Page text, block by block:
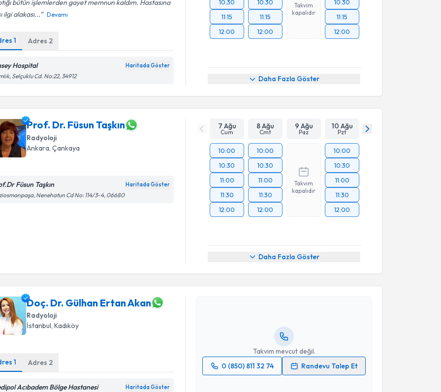
bütün işlemlerden gayet memnun kaldım. Hastasına
ilgi alakası...
Devamı
1 Adres 2
Hospital Haritada Göster
Selçuklu Cd. No:22, 34912
10:30
11:15
12:00
10:30
11:15
12:00
Takvim
kapalıdır
10:30
11:15
12:00
Daha Fazla Göster
Prof. Dr. Füsun Taşkın
Radyoloji
Ankara , Çankaya
Füsun Taşkın Haritada Göster
Nenehatun Cd No: 114/3-4, 06680
7 Ağu
Cum
8 Ağu
Cmt
9 Ağu
Paz
10 Ağu
Pzt
10:00
10:30
11:00
11:30
12:00
10:00
10:30
11:00
11:30
12:00
Takvim
kapalıdır
10:00
10:30
11:00
11:30
12:00
Daha Fazla Göster
Doç. Dr. Gülhan Ertan Akan
Radyoloji
İstanbul, Kadıköy
1 Adres 2
Acıbadem Bölge Hastanesi Haritada Göster
Takvim mevcut değil.
0 (850) 811 32 74
Randevu Talep Et
Randevu Takvimi Talebi